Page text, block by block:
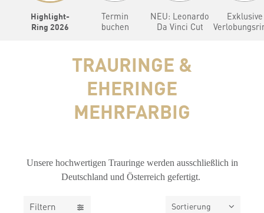
Highlight-
Ring 2026
Termin
buchen
NEU: Leonardo
Da Vinci Cut
Exklusive
TRAURINGE &
EHERINGE
MEHRFARBIG
FILTER
Unsere hochwertigen Trauringe werden ausschließlich in
Deutschland und Österreich gefertigt.
Filtern Sortierung